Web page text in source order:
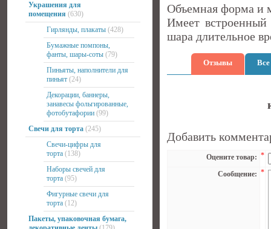
Украшения для
помещения (630)
Гирлянды, плакаты (428)
Бумажные помпоны,
фанты, шары-соты (79)
Пиньяты, наполнители для
пиньят (24)
Декорации, баннеры,
занавесы фольгированные,
фотобутафории (99)
Свечи для торта (245)
Свечи-цифры для
торта (138)
Наборы свечей для
торта (95)
Фигурные свечи для
торта (12)
Пакеты, упаковочная бумага,
Объемная форма и
Имеет встроенный
шара длительное
Отзывы
Добавить
Оцените товар: *
Сообщение: *